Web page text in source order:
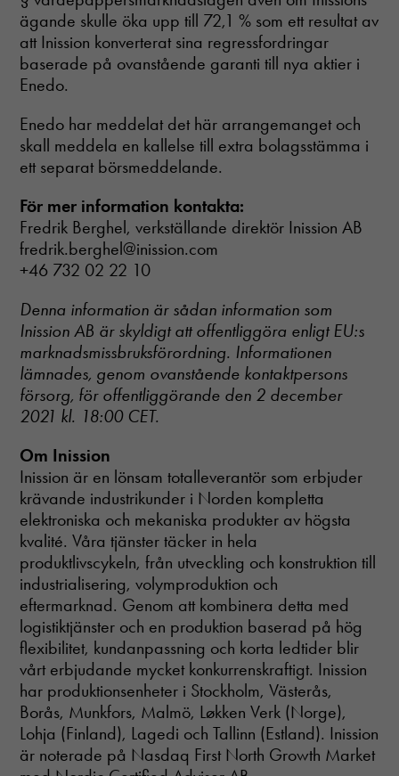
ägande skulle öka upp till 72,1 % som ett resultat av
att Inission konverterat sina regressfordringar
baserade på ovanstående garanti till nya aktier i
Enedo.
Enedo har meddelat det här arrangemanget och
skall meddela en kallelse till extra bolagsstämma i
ett separat börsmeddelande.
För mer information kontakta:
Fredrik Berghel, verkställande direktör Inission AB
fredrik.berghel@inission.com
+46 732 02 22 10
Denna information är sådan information som
Inission AB är skyldigt att offentliggöra enligt EU:s
marknadsmissbruksförordning. Informationen
lämnades, genom ovanstående kontaktpersons
försorg, för offentliggörande den 2 december
2021 kl. 18:00 CET.
Om Inission
Inission är en lönsam totalleverantör som erbjuder
krävande industrikunder i Norden kompletta
elektroniska och mekaniska produkter av högsta
kvalité. Våra tjänster täcker in hela
produktlivscykeln, från utveckling och konstruktion till
industrialisering, volymproduktion och
eftermarknad. Genom att kombinera detta med
logistiktjänster och en produktion baserad på hög
flexibilitet, kundanpassning och korta ledtider blir
vårt erbjudande mycket konkurrenskraftigt. Inission
har produktionsenheter i Stockholm, Västerås,
Borås, Munkfors, Malmö, Løkken Verk (Norge),
Lohja (Finland), Lagedi och Tallinn (Estland). Inission
är noterade på Nasdaq First North Growth Market
Nödvändiga
Dessa cookies
går inte att
välja bort. De
behövs för att
hemsidan
över huvud
taget ska
fungera.
Statistik
In order for
us to
improve the
website's
functionality
and